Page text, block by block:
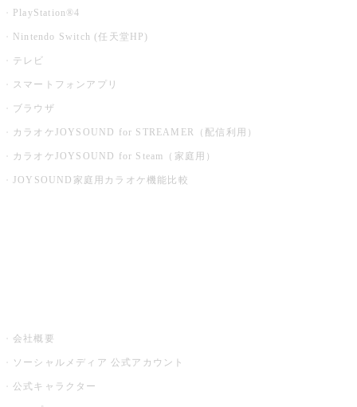
PlayStation®4
Nintendo Switch (任天堂HP)
テレビ
スマートフォンアプリ
ブラウザ
カラオケJOYSOUND for STREAMER（配信利用）
カラオケJOYSOUND for Steam（家庭用）
JOYSOUND家庭用カラオケ機能比較
会社概要
ソーシャルメディア 公式アカウント
公式キャラクター